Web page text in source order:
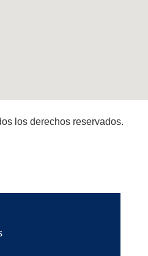
los derechos reservados.